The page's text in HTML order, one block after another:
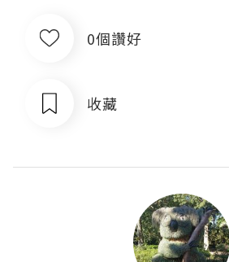
0個讚好
收藏